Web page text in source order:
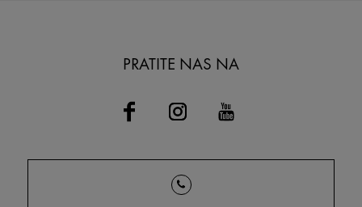
PRATITE NAS NA